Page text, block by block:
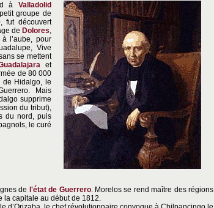
à Valladolid
groupe de
fut découvert
de Dolores,
l’aube, pour
Vive
se mettent
et
de 80 000
de Hidalgo, le
Mais
supprime
du tribut),
du nord, puis
le curé
de l'état de Guerrero. Morelos se rend maître des régions
la capitale au début de 1812.